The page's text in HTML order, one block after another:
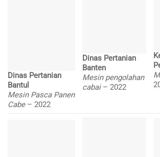
Dinas Pertanian
Bantul
Mesin Pasca Panen
Cabe – 2022
Dinas Pertanian
Banten
Mesin pengolahan
cabai – 2022